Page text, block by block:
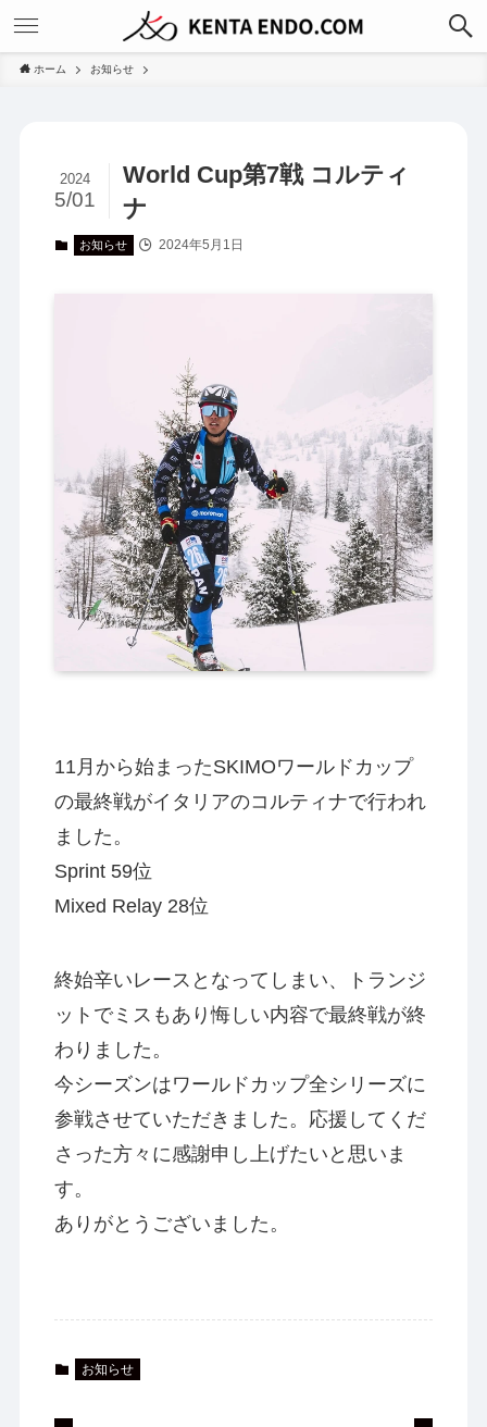
ホーム お知らせ
World Cup第7戦 コルティ
ナ
2024
5/01
お知らせ 2024年5月1日
11月から始まったSKIMOワールドカップ
の最終戦がイタリアのコルティナで行われ
ました。
Sprint 59位
Mixed Relay 28位
終始辛いレースとなってしまい、トランジ
ットでミスもあり悔しい内容で最終戦が終
わりました。
今シーズンはワールドカップ全シリーズに
参戦させていただきました。応援してくだ
さった方々に感謝申し上げたいと思いま
す。
ありがとうございました。
お知らせ